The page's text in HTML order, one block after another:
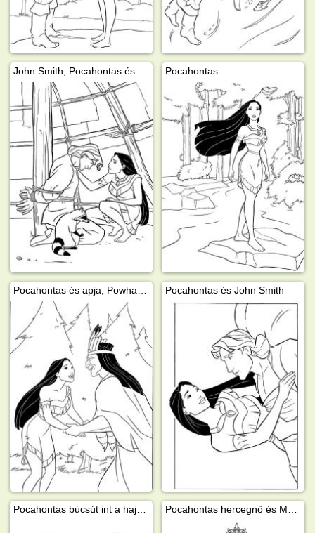
John Smith, Pocahontas és Meeko Pocahontas
Pocahontas és John Smith